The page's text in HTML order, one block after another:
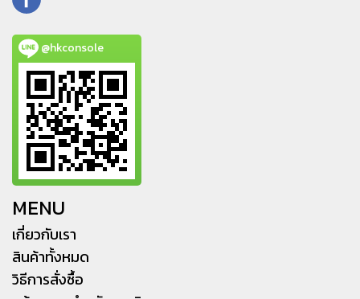
@hkconsole
MENU
เกี่ยวกับเรา
สินค้าทั้งหมด
วิธีการสั่งซื้อ